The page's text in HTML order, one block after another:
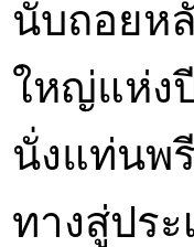
นับถอยห
ใหญ่แห่ง
นั่งแท่นพ
ทางสู่ปร